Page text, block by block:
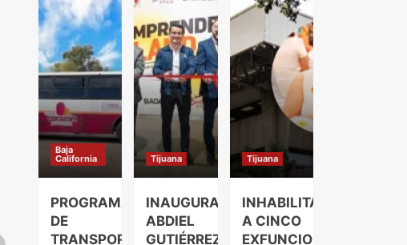
Baja
California
PROGRAMA
DE
TRANSPORTE
Tijuana
INAUGURA
ABDIEL
GUTIÉRREZ
Tijuana
INHABILITAN
A CINCO
EXFUNCIONARIOS